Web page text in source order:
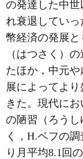
の発達した中世
れ衰退してい
幣経済の発展
（はつさく）
たほか， 中元や
展によってよ
きた。現代に
の陋習（ろう
く，H.ベフの
り月平均8.1回